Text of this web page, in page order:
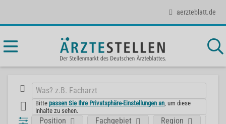
aerzteblatt.de
Bittepassen Sie Ihre Privatsphäre-Einstellungen an , um diese
Inhalte zu sehen.
Position Fachgebiet Region